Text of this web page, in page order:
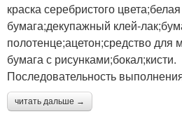
краска серебристого
бумага;декупажный клей-
полотенце;ацетон;средство для
бумага с рисунками;бокал;кисти.
Последовательность
читать дальше →